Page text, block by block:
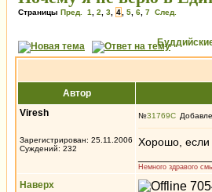
Страницы Пред. 1 2 3 4 5 6 7 След.
Автор
Viresh
Зарегистрирован: 25.11.2006
Суждений: 232
№31769
Хорошо, если
Немного здравого
Наверх